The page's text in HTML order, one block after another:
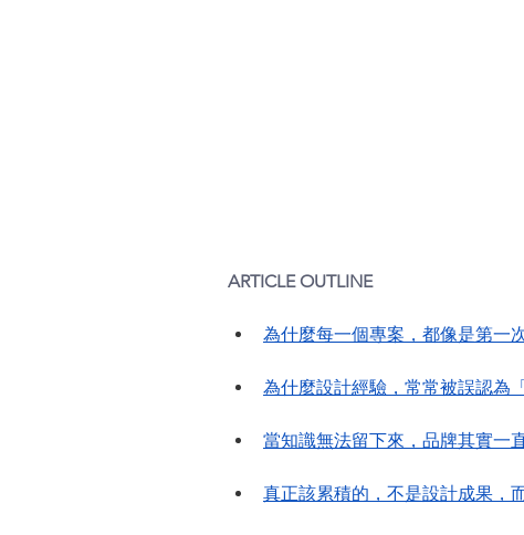
ARTICLE OUTLINE
為什麼每一個專案，都像是第一
為什麼設計經驗，常常被誤認為
當知識無法留下來，品牌其實一
真正該累積的，不是設計成果，